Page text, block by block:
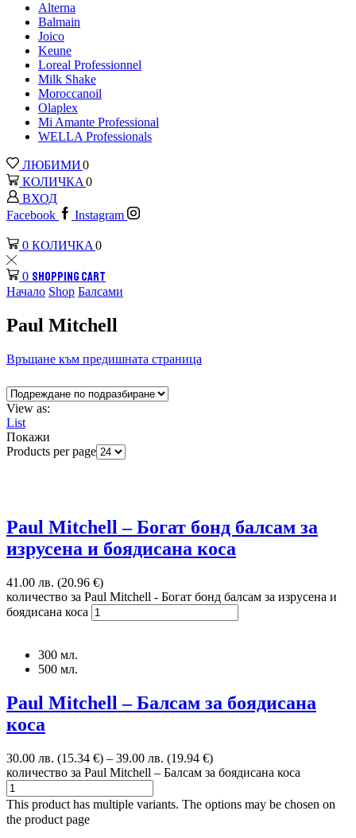
Alterna
Balmain
Joico
Keune
Loreal Рrofessionnel
Milk Shake
Moroccanoil
Olaplex
Mi Amante Professional
WELLA Professionals
ЛЮБИМИ0
КОЛИЧКА0
ВХОД
Facebook Instagram
0 КОЛИЧКА0
0 SHOPPING CART
Начало Shop Балсами
Paul Mitchell
Връщане към предишната страница
View as:
List
Покажи
Products per page
Paul Mitchell – Богат бонд балсам за
изрусена и боядисана коса
41.00 лв. (20.96 €)
количество за Paul Mitchell - Богат бонд балсам за изрусена и
боядисана коса
300 мл.
500 мл.
Paul Mitchell – Балсам за боядисана
коса
30.00 лв. (15.34 €) – 39.00 лв. (19.94 €)
количество за Paul Mitchell – Балсам за боядисана коса
This product has multiple variants. The options may be chosen on
the product page